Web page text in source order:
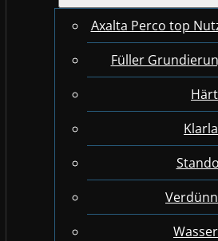
Axalta Perco top
Füller